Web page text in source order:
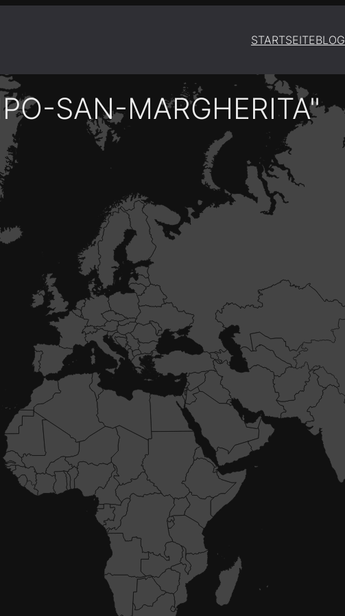
STARTSEITEBLOG
SAN-MARGHERITA"